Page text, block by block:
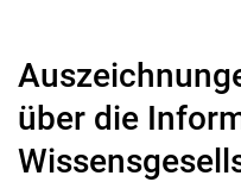
über die